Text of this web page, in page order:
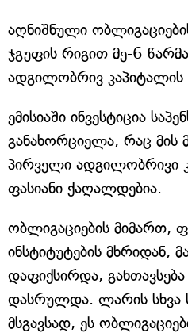
აღნიშნული
ჯგუფის რიგით მე-6
ადგილობრივ კაპიტალის
ემისიაში ინვესტიცია
განახორციელა, რაც მის
პირველი ადგილობრივი
ფასიანი ქაღალდებია.
ობლიგაციების მიმართ,
ინსტიტუტების მხრიდან,
დაფიქსირდა,
დასრულდა. ლარის სხვა
მსგავსად, ეს